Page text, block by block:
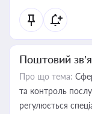
Поштовий
Про що тема:
та контроль
регулюється